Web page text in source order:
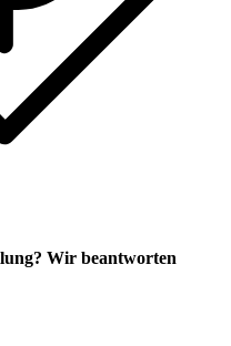
Wir beantworten